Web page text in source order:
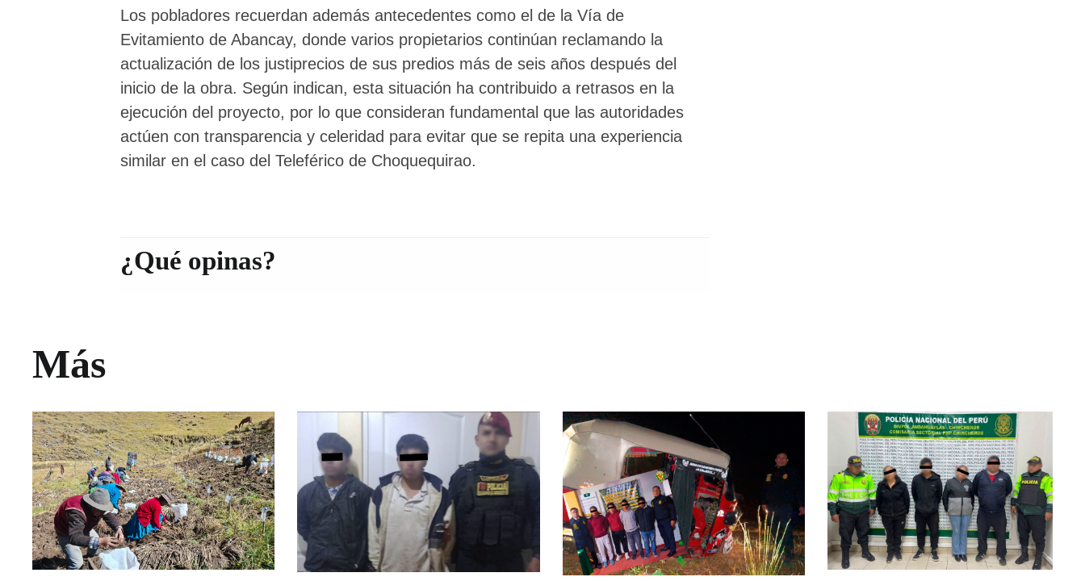
Los pobladores recuerdan además antecedentes como el de la Vía de
Evitamiento de Abancay, donde varios propietarios continúan reclamando la
actualización de los justiprecios de sus predios más de seis años después del
inicio de la obra. Según indican, esta situación ha contribuido a retrasos en la
ejecución del proyecto, por lo que consideran fundamental que las autoridades
actúen con transparencia y celeridad para evitar que se repita una experiencia
similar en el caso del Teleférico de Choquequirao.
¿Qué opinas?
Más